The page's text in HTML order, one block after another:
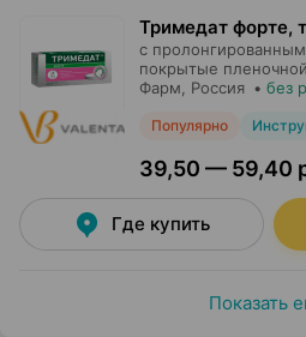
Тримедат форте,
с
покрытые
Фарм, Россия • без
Популярно
39,50 — 59,40
Где купить
Показать